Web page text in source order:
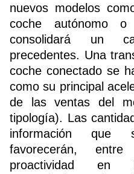
nuevos modelos
coche autónomo
consolidará un
precedentes. Una
coche conectado se
como su principal
de las ventas del
tipología). Las
información que
favorecerán,
proactividad en